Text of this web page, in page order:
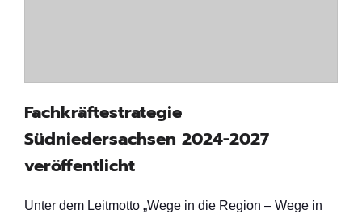
Fachkräftestrategie
Südniedersachsen 2024-2027
veröffentlicht
Unter dem Leitmotto „Wege in die Region – Wege in